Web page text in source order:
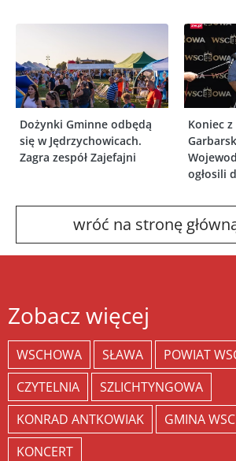
Dożynki Gminne odbędą
się w Jędrzychowicach.
Zagra zespół Zajefajni
Koniec
ogłosili
wróć na stronę
Zobacz więcej
WSCHOWA SŁAWA
POWIAT
CZYTELNIA
SZLICHTYNGOWA
KONRAD ANTKOWIAK
GMINA
KONCERT